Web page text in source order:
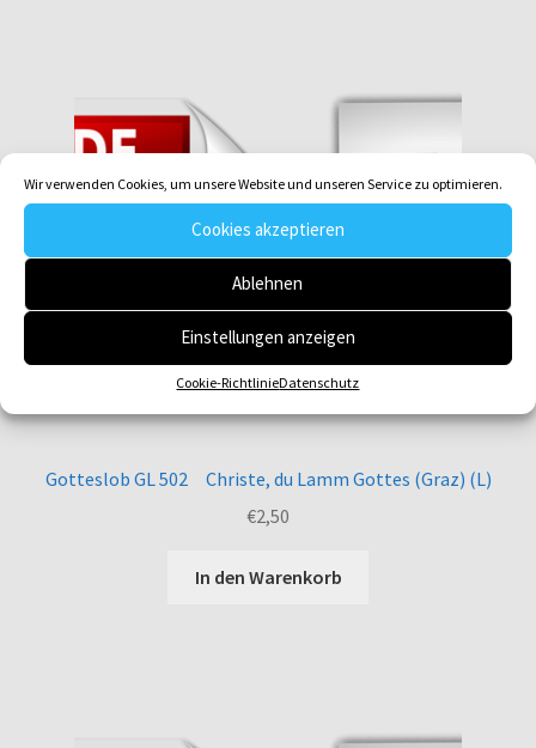
Wir verwenden Cookies, um unsere Website und unseren Service zu optimieren.
Cookies akzeptieren
Ablehnen
Einstellungen anzeigen
Cookie-RichtlinieDatenschutz
Gotteslob GL 502 Christe, du Lamm Gottes (Graz) (L)
€2,50
In den Warenkorb